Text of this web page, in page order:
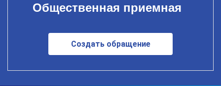
Общественная приемная
Создать обращение